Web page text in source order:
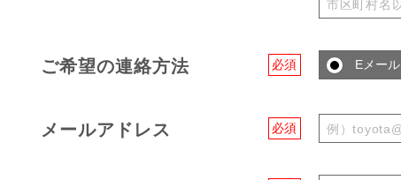
必須
ご希望の連絡方法 Eメール
必須
メールアドレス